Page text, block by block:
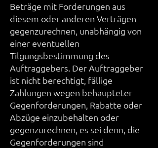
Beträge mit Forderungen aus
diesem oder anderen Verträgen
gegenzurechnen, unabhängig von
einer eventuellen
Tilgungsbestimmung des
Auftraggebers. Der Auftraggeber
ist nicht berechtigt, fällige
Zahlungen wegen behaupteter
Gegenforderungen, Rabatte oder
Abzüge einzubehalten oder
gegenzurechnen, es sei denn, die
Gegenforderungen sind